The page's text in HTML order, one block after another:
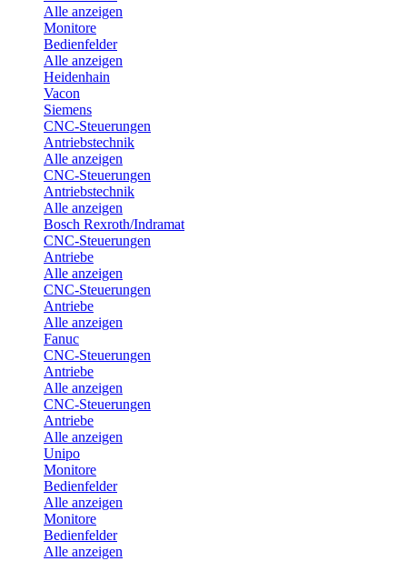
Alle anzeigen
Monitore
Bedienfelder
Alle anzeigen
Heidenhain
Vacon
Siemens
CNC-Steuerungen
Antriebstechnik
Alle anzeigen
CNC-Steuerungen
Antriebstechnik
Alle anzeigen
Bosch Rexroth/Indramat
CNC-Steuerungen
Antriebe
Alle anzeigen
CNC-Steuerungen
Antriebe
Alle anzeigen
Fanuc
CNC-Steuerungen
Antriebe
Alle anzeigen
CNC-Steuerungen
Antriebe
Alle anzeigen
Unipo
Monitore
Bedienfelder
Alle anzeigen
Monitore
Bedienfelder
Alle anzeigen